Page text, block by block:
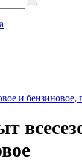
и бензиновое,